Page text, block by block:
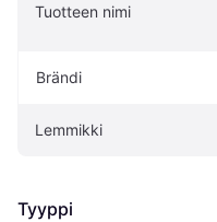
Tuotteen nimi
Brändi
Lemmikki
Tyyppi